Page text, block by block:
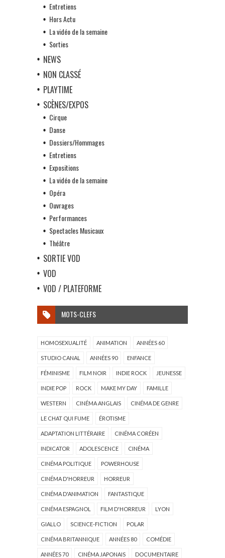
Entretiens
Hors Actu
La vidéo de la semaine
Sorties
NEWS
NON CLASSÉ
PLAYTIME
SCÈNES/EXPOS
Cirque
Danse
Dossiers/Hommages
Entretiens
Expositions
La vidéo de la semaine
Opéra
Ouvrages
Performances
Spectacles Musicaux
Théâtre
SORTIE VOD
VOD
VOD / PLATEFORME
MOTS-CLEFS
HOMOSEXUALITÉ ANIMATION ANNÉES 60
STUDIO CANAL ANNÉES 90 ENFANCE
FÉMINISME FILM NOIR INDIE ROCK JEUNESSE
INDIE POP ROCK MAKE MY DAY FAMILLE
WESTERN CINÉMA ANGLAIS CINÉMA DE GENRE
LE CHAT QUI FUME ÉROTISME
ADAPTATION LITTÉRAIRE CINÉMA CORÉEN
INDICATOR ADOLESCENCE CINÉMA
CINÉMA POLITIQUE POWERHOUSE
CINÉMA D'HORREUR HORREUR
CINÉMA D'ANIMATION FANTASTIQUE
CINÉMA ESPAGNOL FILM D'HORREUR LYON
GIALLO SCIENCE-FICTION POLAR
CINÉMA BRITANNIQUE ANNÉES 80 COMÉDIE
ANNÉES 70 CINÉMA JAPONAIS DOCUMENTAIRE